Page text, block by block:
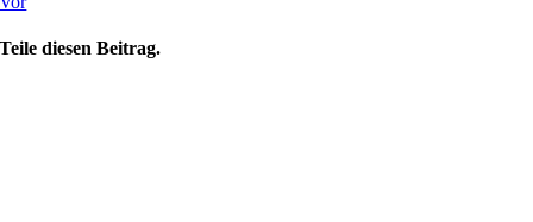
Teile diesen Beitrag.